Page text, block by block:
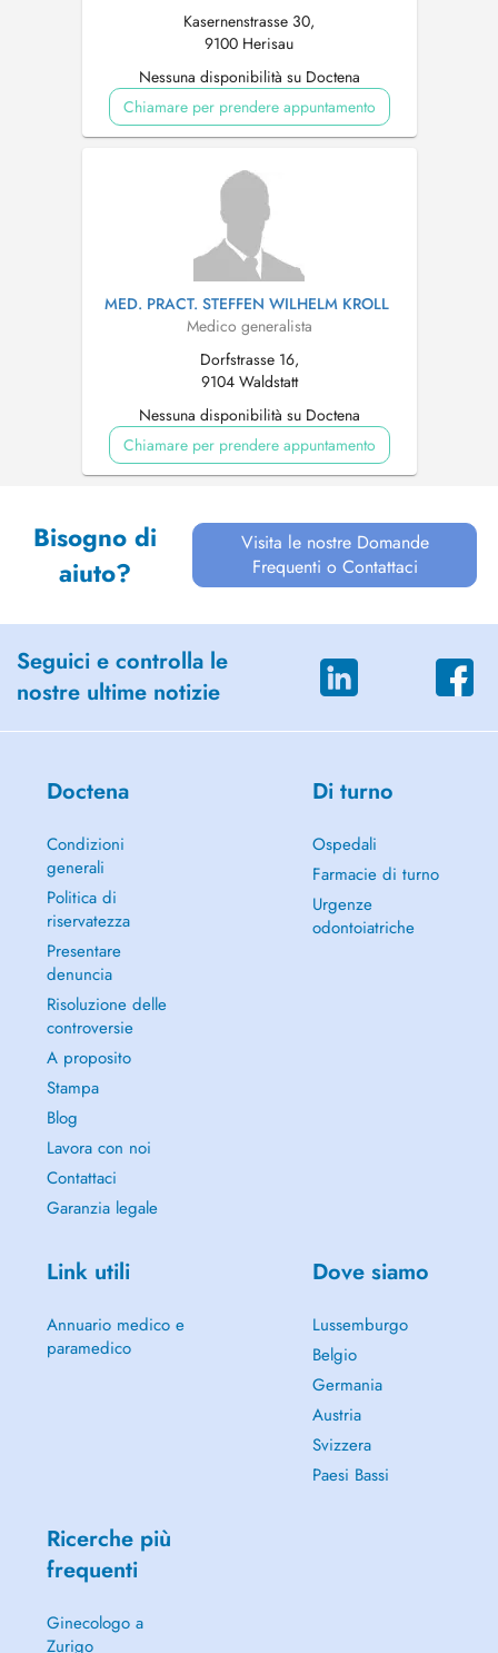
Kasernenstrasse 30,
9100 Herisau
Nessuna disponibilità su Doctena
Chiamare per prendere appuntamento
MED. PRACT. STEFFEN WILHELM KROLL
Medico generalista
Dorfstrasse 16,
9104 Waldstatt
Nessuna disponibilità su Doctena
Chiamare per prendere appuntamento
Bisogno di
aiuto?
Visita le nostre Domande
Frequenti o Contattaci
Seguici e controlla le
nostre ultime notizie
Doctena
Condizioni
generali
Politica di
riservatezza
Presentare
denuncia
Risoluzione delle
controversie
A proposito
Stampa
Blog
Lavora con noi
Contattaci
Garanzia legale
Di turno
Ospedali
Farmacie di turno
Urgenze
odontoiatriche
Link utili
Annuario medico e
paramedico
Dove siamo
Lussemburgo
Belgio
Germania
Austria
Svizzera
Paesi Bassi
Ricerche più
frequenti
Ginecologo a
Zurigo